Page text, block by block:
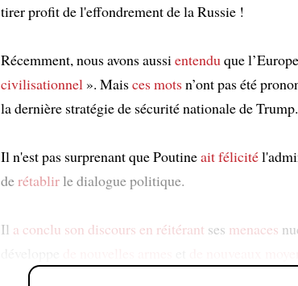
tirer profit de l'effondrement de la Russie !
Récemment, nous avons aussi entendu que l’Europe
civilisationnel ». Maisces motsn’ont pas été
la dernière stratégie de sécurité nationale de Trump.
Il n'est pas surprenant que Poutineait félicité
de rétablirle dialogue politique.
Il a conclu son discours en réitérant ses menaces